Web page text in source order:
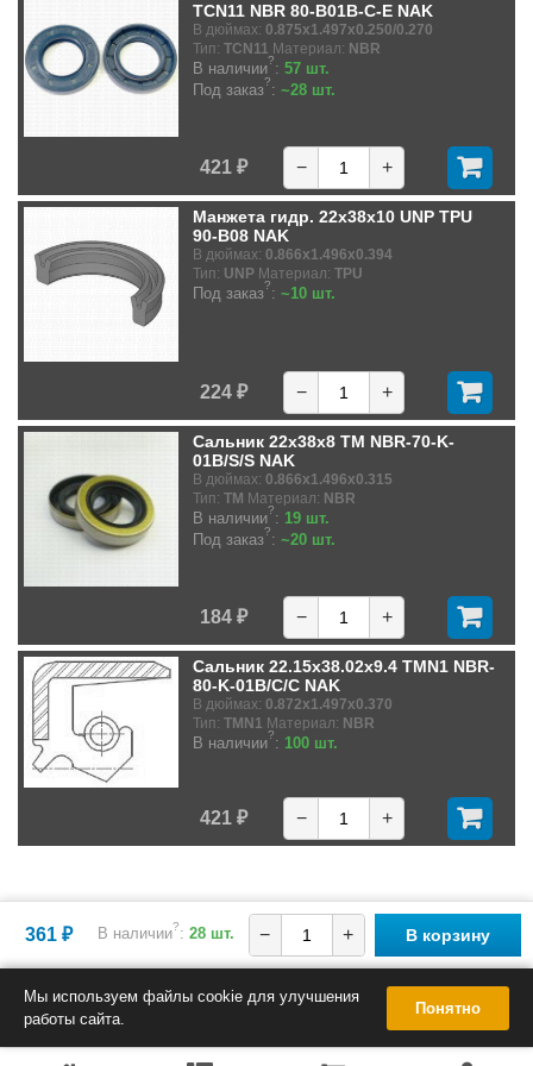
361 ₽ В наличии?: 28 шт. − + В корзину
TCN11 NBR 80-B01B-C-E NAK
В дюймах: 0.875x1.497x0.250/0.270
Тип: TCN11 Материал: NBR
В наличии?: 57 шт.
Под заказ?: ~28 шт.
421 ₽ − +
Манжета гидр. 22x38x10 UNP TPU
90-B08 NAK
В дюймах: 0.866x1.496x0.394
Тип: UNP Материал: TPU
Под заказ?: ~10 шт.
224 ₽ − +
Сальник 22x38x8 TM NBR-70-K-
01B/S/S NAK
В дюймах: 0.866x1.496x0.315
Тип: TM Материал: NBR
В наличии?: 19 шт.
Под заказ?: ~20 шт.
184 ₽ − +
Сальник 22.15x38.02x9.4 TMN1 NBR-
80-K-01B/C/C NAK
В дюймах: 0.872x1.497x0.370
Тип: TMN1 Материал: NBR
В наличии?: 100 шт.
421 ₽ − +
Мы используем файлы cookie для улучшения
работы сайта.
Понятно